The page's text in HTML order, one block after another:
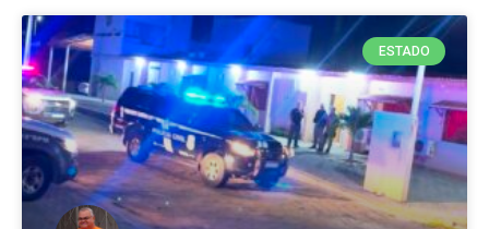
ESTADO